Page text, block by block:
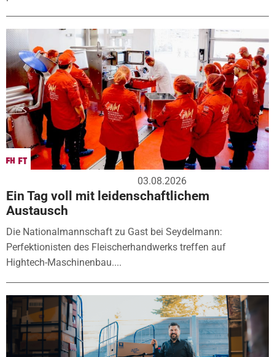
03.08.2026
Ein Tag voll mit leidenschaftlichem
Austausch
Die Nationalmannschaft zu Gast bei Seydelmann:
Perfektionisten des Fleischerhandwerks treffen auf
Hightech-Maschinenbau....